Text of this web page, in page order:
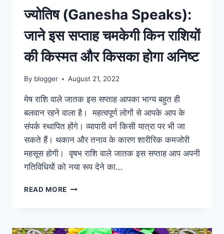
ज्योतिष (Ganesha Speaks):
जाने इस सप्ताह चमकेगी किन राशियों
की किस्मत और किसका होगा अनिष्ट
By blogger August 21, 2022
मेष राशि वाले जातक इस सप्ताह आपका भाग्य बहुत ही
बलवान रहने वाला है। महत्वपूर्ण लोगों से आपके आप के
संपर्क स्थापित होंगे। व्यापारी वर्ग किसी यात्रा पर भी जा
सकते हैं। थकान और तनाव के कारण शारीरिक कमजोरी
महसूस होगी। वृषभ राशि वाले जातक इस सप्ताह आप अपनी
गतिविधियों को नया रूप देने का…
READ MORE ज्योतिष
इस